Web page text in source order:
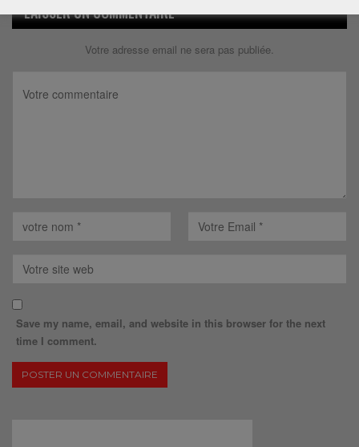
LAISSER UN COMMENTAIRE
Votre adresse email ne sera pas publiée.
Save my name, email, and website in this browser for the next
time I comment.